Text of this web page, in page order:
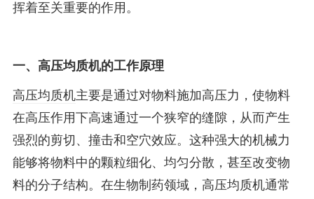
挥着至关重要的作用。
一、高压均质机的工作原理
高压均质机主要是通过对物料施加高压力，使物料
在高压作用下高速通过一个狭窄的缝隙，从而产生
强烈的剪切、撞击和空穴效应。这种强大的机械力
能够将物料中的颗粒细化、均匀分散，甚至改变物
料的分子结构。在生物制药领域，高压均质机通常